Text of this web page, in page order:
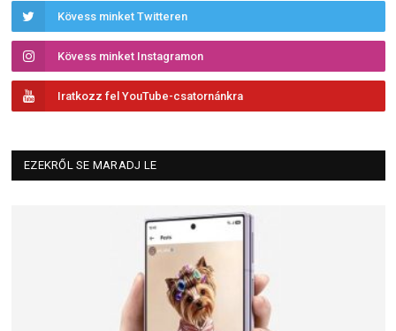
Kövess minket Twitteren
Kövess minket Instagramon
Iratkozz fel YouTube-csatornánkra
EZEKRŐL SE MARADJ LE